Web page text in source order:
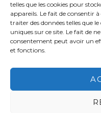
telles que les cookies pour
appareils. Le fait de consentir
traiter des données telles que
uniques sur ce site. Le fait de
consentement peut avoir un
et fonctions.